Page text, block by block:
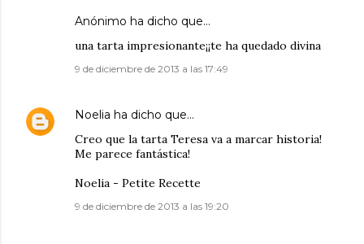
Anónimo ha dicho que…
una tarta impresionante¡¡te ha quedado divina
9 de diciembre de 2013 a las 17:49
Noelia ha dicho que…
Creo que la tarta Teresa va a marcar historia!
Me parece fantástica!
Noelia - Petite Recette
9 de diciembre de 2013 a las 19:20